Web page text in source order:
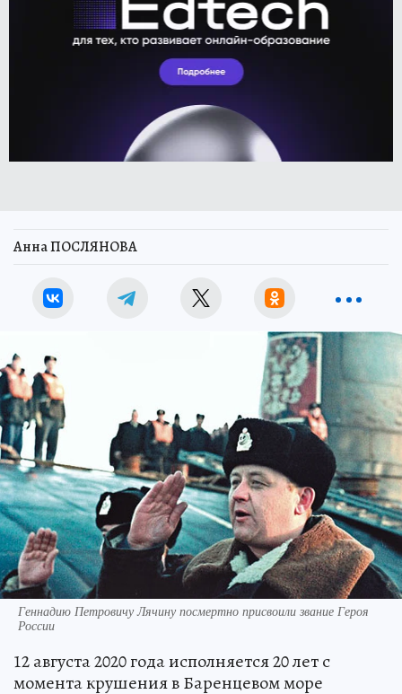
Анна ПОСЛЯНОВА
Геннадию Петровичу Лячину посмертно присвоили звание Героя
России
12 августа 2020 года исполняется 20 лет с
момента крушения в Баренцевом море